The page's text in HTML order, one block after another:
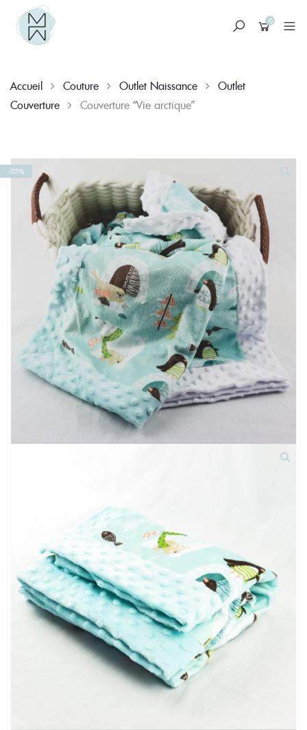
0
Accueil Couture Outlet Naissance
Outlet
Couverture
Couverture “Vie arctique”
Skip
content
-25%